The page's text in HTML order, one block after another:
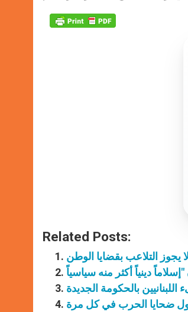
Related Posts:
يجوز التلاعب بقضايا الوطن